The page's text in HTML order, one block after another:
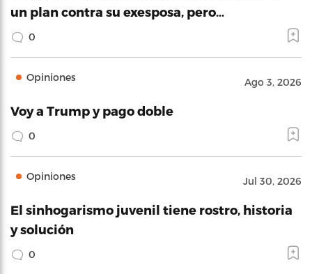
un plan contra su exesposa, pero…
0
Opiniones Ago 3, 2026
Voy a Trump y pago doble
0
Opiniones Jul 30, 2026
El sinhogarismo juvenil tiene rostro, historia
y solución
0